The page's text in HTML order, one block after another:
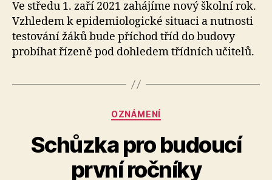
Ve středu 1. zaří 2021 zahájíme nový školní rok.
Vzhledem k epidemiologické situaci a nutnosti
testování žáků bude příchod tříd do budovy
probíhat řízeně pod dohledem třídních učitelů.
Rubriky
OZNÁMENÍ
Schůzka pro budoucí
první ročníky